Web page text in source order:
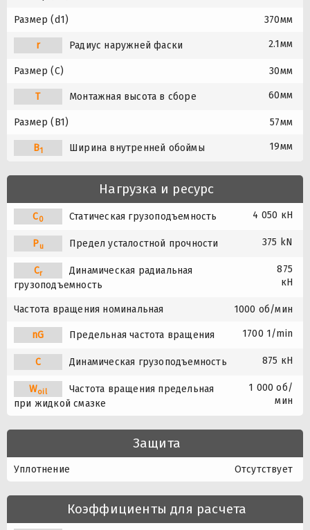
Размер (d1) 370мм
r Радиус наружней фаски 2.1мм
Размер (C) 30мм
T Монтажная высота в сборе 60мм
Размер (B1) 57мм
B1 Ширина внутренней обоймы 19мм
Нагрузка и ресурс
C0 Статическая грузоподъемность 4 050 кН
Pu Предел усталостной прочности 375 kN
Cr
Динамическая радиальная
грузоподъемность
875
кН
Частота вращения номинальная 1000 об/мин
nG Предельная частота вращения 1700 1/min
C Динамическая грузоподъемность 875 кН
Woil
Частота вращения предельная
при жидкой смазке
1 000 об/
мин
Защита
Уплотнение Отсутствует
Коэффициенты для расчета